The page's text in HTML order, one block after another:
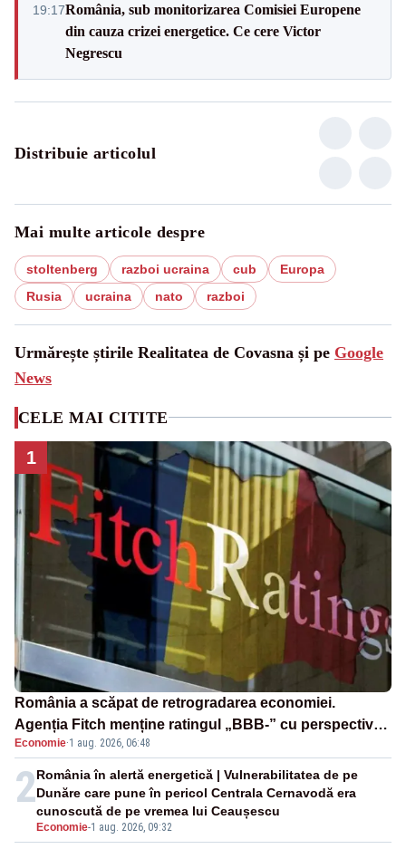
19:17România, sub monitorizarea Comisiei Europene
din cauza crizei energetice. Ce cere Victor
Negrescu
Distribuie articolul
Mai multe articole despre
stoltenberg razboi ucraina cub
Europa
Rusia
ucraina nato razboi
Urmărește știrile Realitatea de Covasna și pe Google
News
CELE MAI CITITE
1
România a scăpat de retrogradarea economiei.
Agenția Fitch menține ratingul „BBB-” cu perspectivă
negativă
Economie·1 aug. 2026, 06:48
2
Economie-1 aug. 2026, 09:32
România în alertă energetică | Vulnerabilitatea de pe
Dunăre care pune în pericol Centrala Cernavodă era
cunoscută de pe vremea lui Ceaușescu